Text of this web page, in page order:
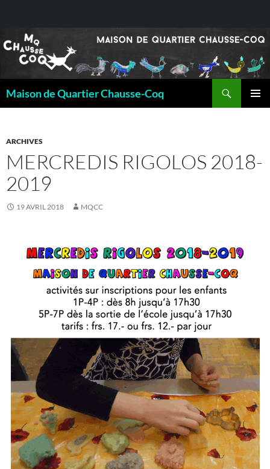
Maison de Quartier Chausse-Coq
ARCHIVES
MERCREDIS RIGOLOS 2018-
2019
19 AVRIL 2018 MQCC